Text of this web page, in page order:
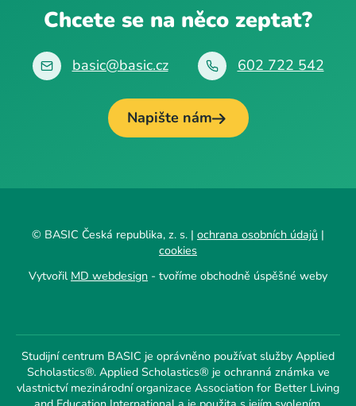
Chcete se na něco zeptat?
basic@basic.cz 602 722 542
Napište nám
© BASIC Česká republika, z. s. | ochrana osobních údajů |
cookies
Vytvořil MD webdesign - tvoříme obchodně úspěšné weby
Studijní centrum BASIC je oprávněno používat služby Applied
Scholastics®. Applied Scholastics® je ochranná známka ve
vlastnictví mezinárodní organizace Association for Better Living